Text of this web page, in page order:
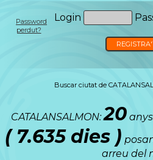
Login
Password
perdut?
Buscar ciutat de
CATALANSALMON:20 anys
( 7.635 dies )
arreu del